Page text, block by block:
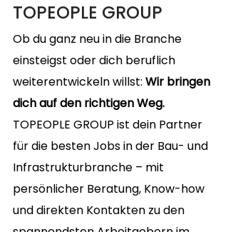
TOPEOPLE GROUP
Ob du ganz neu in die Branche
einsteigst oder dich beruflich
weiterentwickeln willst: Wir bringen
dich auf den richtigen Weg.
TOPEOPLE GROUP ist dein Partner
für die besten Jobs in der Bau- und
Infrastrukturbranche – mit
persönlicher Beratung, Know-how
und direkten Kontakten zu den